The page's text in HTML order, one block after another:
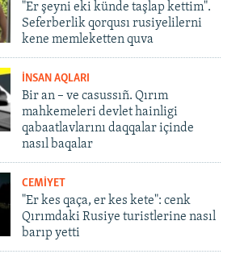
"Er şeyni eki künde taşlap kettim".
Seferberlik qorqusı rusiyelilerni
kene memleketten quva
İNSAN AQLARI
Bir an – ve casussıñ. Qırım
mahkemeleri devlet hainligi
qabaatlavlarını daqqalar içinde
nasıl baqalar
CEMİYET
"Er kes qaça, er kes kete": cenk
Qırımdaki Rusiye turistlerine nasıl
barıp yetti